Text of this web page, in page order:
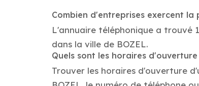
Combien d'entreprises exercent la
L'annuaire téléphonique a trouvé
dans la ville de BOZEL.
Quels sont les horaires d'ouverture
Trouver les horaires d'ouverture